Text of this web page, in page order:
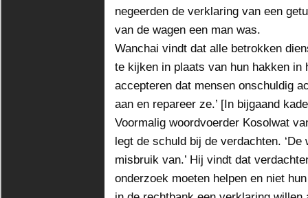
negeerden de verklaring van een
van de wagen een man was.
Wanchai vindt dat alle betrokken
te kijken in plaats van hun hakken in
accepteren dat mensen onschuldig
aan en repareer ze.’ [In bijgaand
Voormalig woordvoerder Kosolwat
legt de schuld bij de verdachten.
misbruik van.’ Hij vindt dat
onderzoek moeten helpen en niet